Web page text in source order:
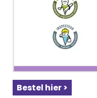
Bestel hier >